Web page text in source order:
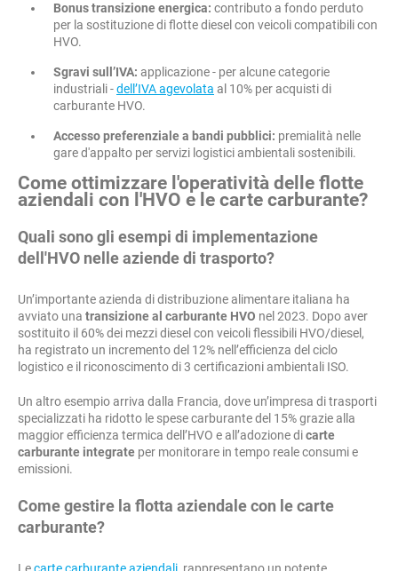
Bonus transizione energica: contributo a fondo perduto
per la sostituzione di flotte diesel con veicoli compatibili con
HVO.
Sgravi sull’IVA: applicazione - per alcune categorie
industriali -dell’IVA agevolata al 10% per acquisti di
carburante HVO.
Accesso preferenziale a bandi pubblici: premialità nelle
gare d'appalto per servizi logistici ambientali sostenibili.
Come ottimizzare l'operatività delle flotte
aziendali con l'HVO e le carte carburante?
Quali sono gli esempi di implementazione
dell'HVO nelle aziende di trasporto?
Un’importante azienda di distribuzione alimentare italiana ha
avviato una transizione al carburante HVO nel 2023. Dopo aver
sostituito il 60% dei mezzi diesel con veicoli flessibili HVO/diesel,
ha registrato un incremento del 12% nell’efficienza del ciclo
logistico e il riconoscimento di 3 certificazioni ambientali ISO.
Un altro esempio arriva dalla Francia, dove un’impresa di trasporti
specializzati ha ridotto le spese carburante del 15% grazie alla
maggior efficienza termica dell’HVO e all’adozione dicarte
carburante integrate per monitorare in tempo reale consumi e
emissioni.
Come gestire la flotta aziendale con le carte
carburante?